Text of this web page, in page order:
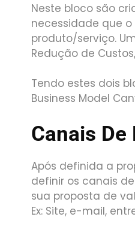
Neste bloco são
necessidade que
produto/serviço.
Redução de
Tendo estes dois
Business Model
Canais
Após definida a
definir os canais
sua proposta de
Ex: Site, e-mail,